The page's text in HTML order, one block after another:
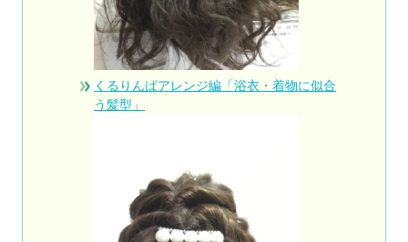
くるりんぱアレンジ編「浴衣・着物に似合
う髪型」